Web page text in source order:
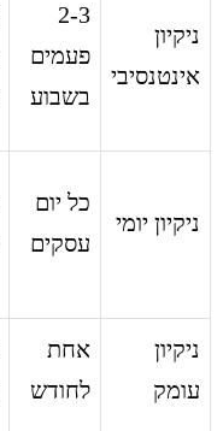
ניקיון
אינטנסיבי
2-3
פעמים
בשבוע
ניקיון יומי
כל יום
עסקים
ניקיון
עומק
אחת
לחודש